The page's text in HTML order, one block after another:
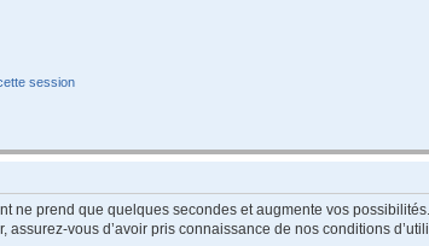
session
ne prend que quelques secondes et augmente vos
vous d’avoir pris connaissance de nos conditions